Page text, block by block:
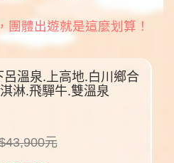
團體出遊就是這麼划算！
溫泉.上高地.白川鄉合
淋.飛驒牛.雙溫泉
元